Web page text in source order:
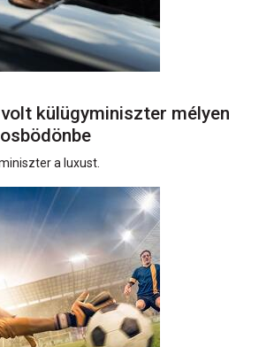
külügyminiszter mélyen
a luxust.